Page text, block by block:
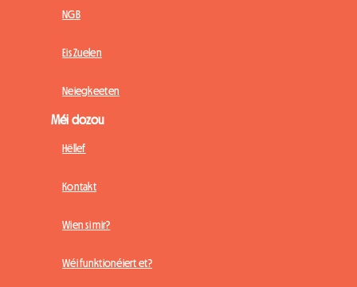
NGB
Eis Zuelen
Neiegkeeten
Méi dozou
Hëllef
Kontakt
Wien si mir?
Wéi funktionéiert et?